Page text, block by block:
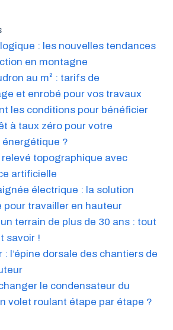
: les nouvelles tendances
en montagne
au m² : tarifs de
et enrobé pour vos travaux
les conditions pour bénéficier
à taux zéro pour votre
?
relevé topographique avec
artificielle
électrique : la solution
pour travailler en hauteur
terrain de plus de 30 ans : tout
savoir !
: l’épine dorsale des chantiers de
le condensateur du
volet roulant étape par étape ?